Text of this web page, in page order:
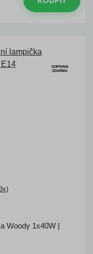
DOPRAVA
ZDARMA
Woody 1x40W |